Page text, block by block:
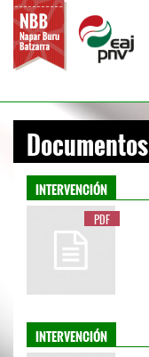
Documentos
INTERVENCIÓN
PDF
INTERVENCIÓN